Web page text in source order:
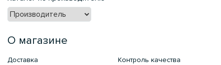
О магазине
Доставка
Контроль качества